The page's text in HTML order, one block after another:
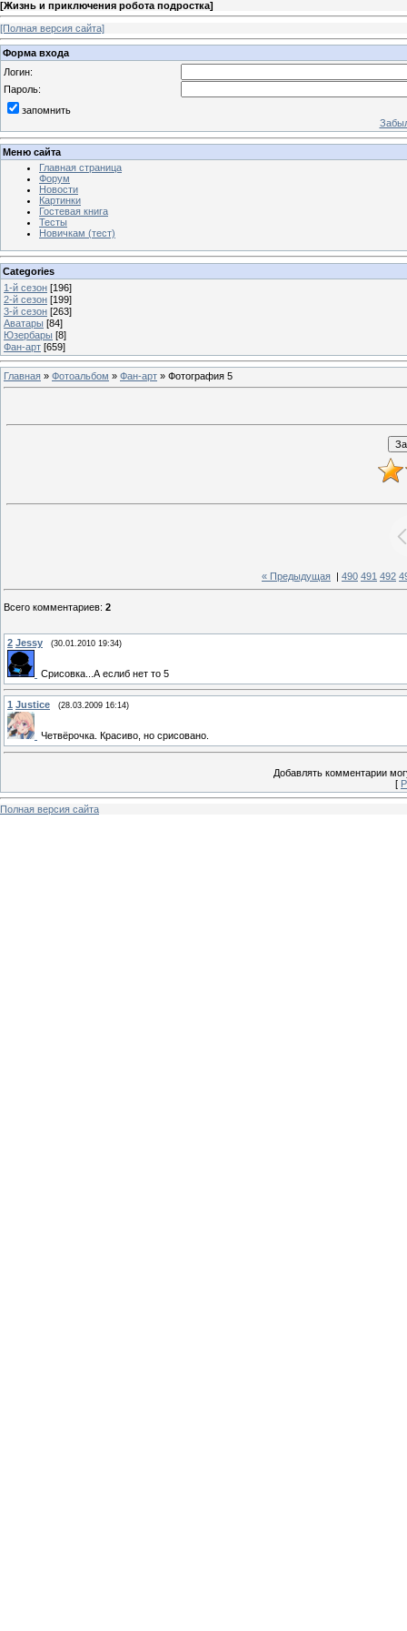
[Жизнь и приключения робота подростка]
[Полная версия сайта]
Форма входа
Логин:
Пароль:
запомнить
Меню сайта
Главная страница
Форум
Новости
Картинки
Гостевая книга
Тесты
Новичкам (тест)
Categories
1-й сезон [196]
2-й сезон [199]
3-й сезон [263]
Аватары [84]
Юзербары [8]
Фан-арт [659]
Главная » Фотоальбом » Фан-арт » Фотография 5
« Предыдущая | 490 491 492
Всего комментариев: 2
2 Jessy (30.01.2010 19:34)
Срисовка...А еслиб нет то 5
1 Justice (28.03.2009 16:14)
Четвёрочка. Красиво, но срисовано.
Добавлять комментарии
[
Полная версия сайта